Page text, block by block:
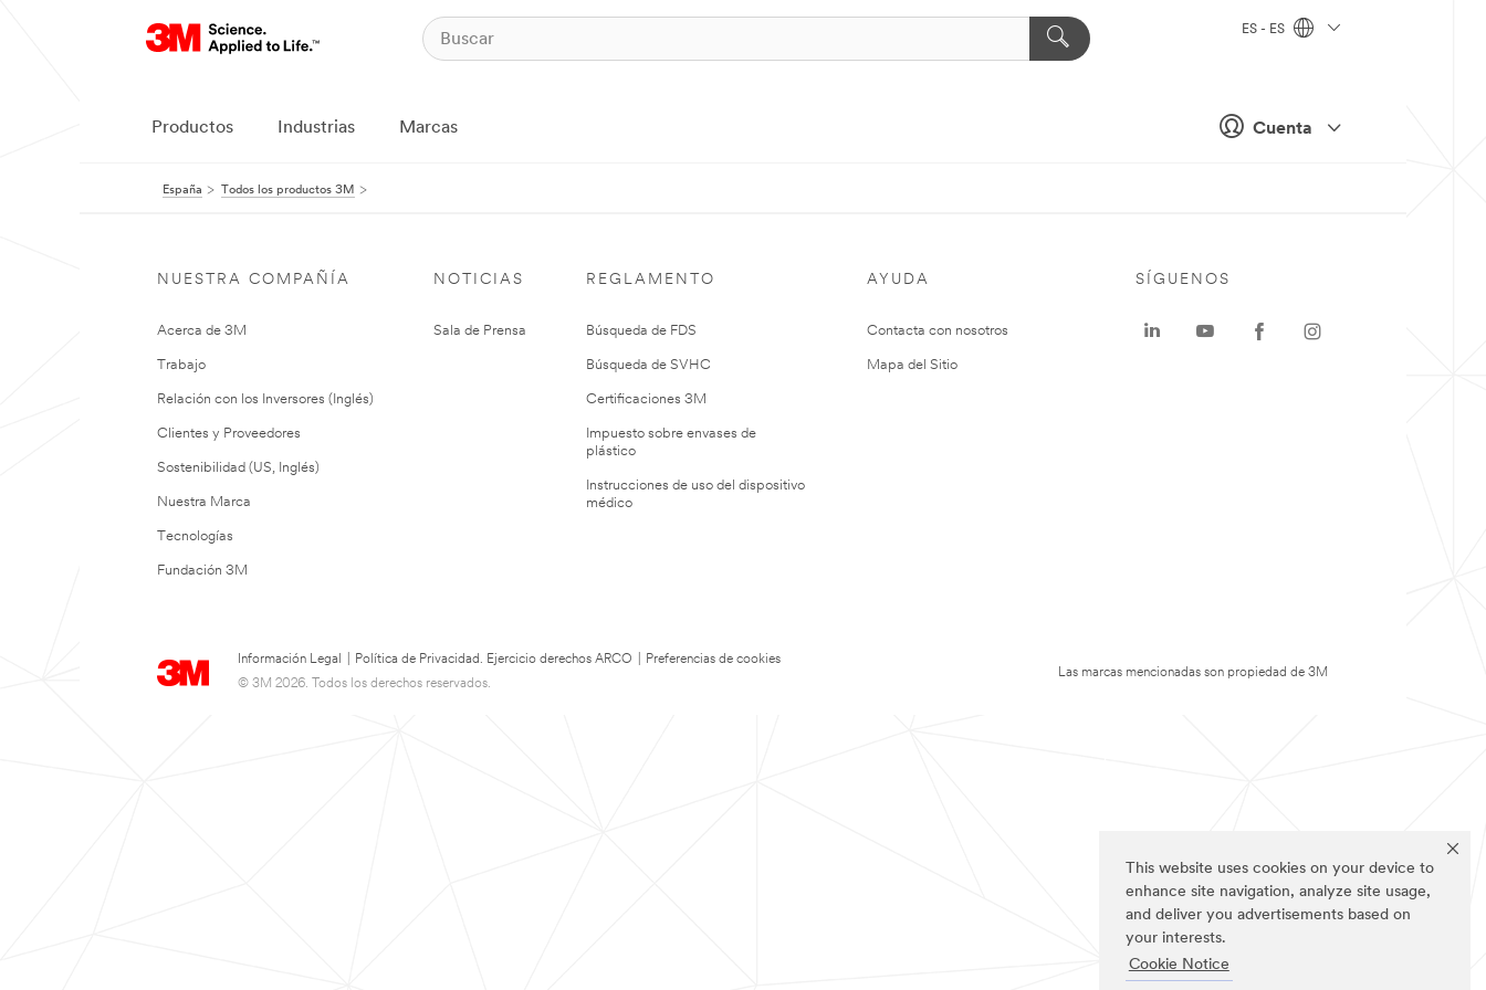
This website uses cookies on your device to
enhance site navigation, analyze site usage,
and deliver you advertisements based on
your interests.
Cookie Notice
Cuenta
ES - ES
Productos Industrias Marcas
España Todos los productos 3M
NUESTRA COMPAÑÍA
Acerca de 3M
Trabajo
Relación con los Inversores (Inglés)
Clientes y Proveedores
Sostenibilidad (US, Inglés)
Nuestra Marca
Tecnologías
Fundación 3M
NOTICIAS
Sala de Prensa
REGLAMENTO
Búsqueda de FDS
Búsqueda de SVHC
Certificaciones 3M
Impuesto sobre envases de
plástico
Instrucciones de uso del dispositivo
médico
AYUDA
Contacta con nosotros
Mapa del Sitio
Información Legal Política de Privacidad. Ejercicio derechos ARCO
Preferencias de cookies
© 3M 2026. Todos los derechos reservados.
SÍGUENOS
Las marcas mencionadas son propiedad de 3M